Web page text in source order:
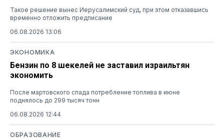
Такое решение вынес Иерусалимский суд, при этом отказавшись
временно отложить предписание
06.08.2026 13:06
ЭКОНОМИКА
Бензин по 8 шекелей не заставил израильтян
экономить
После мартовского спада потребление топлива в июне
поднялось до 299 тысяч тонн
06.08.2026 12:44
ОБРАЗОВАНИЕ